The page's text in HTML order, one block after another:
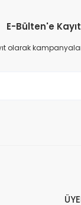
E-Bülten'e
olarak